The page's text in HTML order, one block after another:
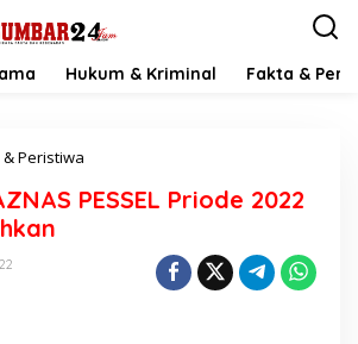
Hukum & Kriminal Fakta &
& Peristiwa
m
PESSEL Priode 2022